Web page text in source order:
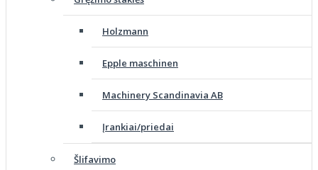
Holzmann
Epple maschinen
Machinery Scandinavia AB
Įrankiai/priedai
Šlifavimo